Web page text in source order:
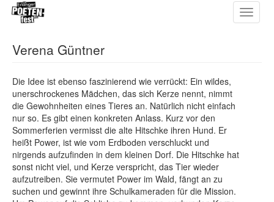
Direkt
Inhalt
Toggle
Verena Güntner
Die Idee ist ebenso faszinierend wie verrückt: Ein wildes,
unerschrockenes Mädchen, das sich Kerze nennt, nimmt
die Gewohnheiten eines Tieres an. Natürlich nicht einfach
nur so. Es gibt einen konkreten Anlass. Kurz vor den
Sommerferien vermisst die alte Hitschke ihren Hund. Er
heißt Power, ist wie vom Erdboden verschluckt und
nirgends aufzufinden in dem kleinen Dorf. Die Hitschke hat
sonst nicht viel, und Kerze verspricht, das Tier wieder
aufzutreiben. Sie vermutet Power im Wald, fängt an zu
suchen und gewinnt ihre Schulkameraden für die Mission.